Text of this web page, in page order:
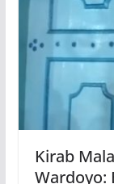
Kirab
Wardoyo: